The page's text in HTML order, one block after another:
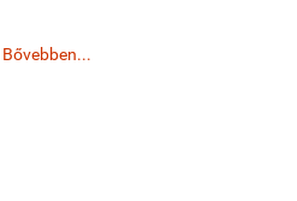
Bővebben...